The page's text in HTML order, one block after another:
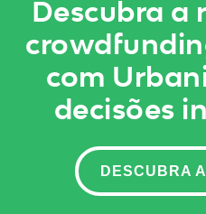
Descubra a
com
decisões
DESCUBRA